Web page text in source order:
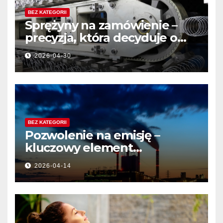
BEZ KATEGORII
Sprężyny na zamówienie –
precyzja, która decyduje o
jakości produktu
2026-04-30
BEZ KATEGORII
Pozwolenie na emisję –
kluczowy element
działalności przemysłowej
2026-04-14